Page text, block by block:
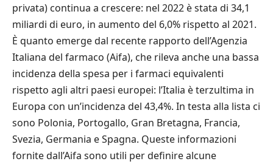
privata) continua a crescere: nel 2022 è stata di 34,1
miliardi di euro, in aumento del 6,0% rispetto al 2021.
È quanto emerge dal recente rapporto dell’Agenzia
Italiana del farmaco (Aifa), che rileva anche una bassa
incidenza della spesa per i farmaci equivalenti
rispetto agli altri paesi europei: l’Italia è terzultima in
Europa con un’incidenza del 43,4%. In testa alla lista ci
sono Polonia, Portogallo, Gran Bretagna, Francia,
Svezia, Germania e Spagna. Queste informazioni
fornite dall’Aifa sono utili per definire alcune